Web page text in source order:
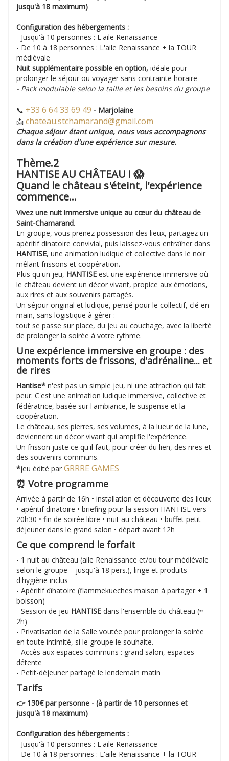
jusqu'à 18 maximum)
Configuration des hébergements :
- Jusqu'à 10 personnes : L'aile Renaissance
- De 10 à 18 personnes : L'aile Renaissance + la TOUR
médiévale
Nuit supplémentaire possible en option, idéale pour
prolonger le séjour ou voyager sans contrainte horaire
- Pack modulable selon la taille et les besoins du groupe
📞 +33 6 64 33 69 49 - Marjolaine
📩 chateau.stchamarand@gmail.com
Chaque séjour étant unique, nous vous accompagnons
dans la création d'une expérience sur mesure.
Thème.2
HANTISE AU CHÂTEAU ! 😱
Quand le château s'éteint, l'expérience
commence...
Vivez une nuit immersive unique au cœur du château de
Saint-Chamarand.
En groupe, vous prenez possession des lieux, partagez un
apéritif dinatoire convivial, puis laissez-vous entraîner dans
HANTISE, une animation ludique et collective dans le noir
mêlant frissons et coopération.
Plus qu'un jeu, HANTISE est une expérience immersive où
le château devient un décor vivant, propice aux émotions,
aux rires et aux souvenirs partagés.
Un séjour original et ludique, pensé pour le collectif, clé en
main, sans logistique à gérer :
tout se passe sur place, du jeu au couchage, avec la liberté
de prolonger la soirée à votre rythme.
Une expérience immersive en groupe : des
moments forts de frissons, d'adrénaline... et
de rires
Hantise* n'est pas un simple jeu, ni une attraction qui fait
peur. C'est une animation ludique immersive, collective et
fédératrice, basée sur l'ambiance, le suspense et la
coopération.
Le château, ses pierres, ses volumes, à la lueur de la lune,
deviennent un décor vivant qui amplifie l'expérience.
Un frisson juste ce qu'il faut, pour créer du lien, des rires et
des souvenirs communs.
*jeu édité par GRRRE GAMES
⏰ Votre programme
Arrivée à partir de 16h • installation et découverte des lieux
• apéritif dinatoire • briefing pour la session HANTISE vers
20h30 • fin de soirée libre • nuit au château • buffet petit-
déjeuner dans le grand salon • départ avant 12h
Ce que comprend le forfait
- 1 nuit au château (aile Renaissance et/ou tour médiévale
selon le groupe – jusqu'à 18 pers.), linge et produits
d'hygiène inclus
- Apéritif dînatoire (flammekueches maison à partager + 1
boisson)
- Session de jeu HANTISE dans l'ensemble du château (≈
2h)
- Privatisation de la Salle voutée pour prolonger la soirée
en toute intimité, si le groupe le souhaite.
- Accès aux espaces communs : grand salon, espaces
détente
- Petit-déjeuner partagé le lendemain matin
Tarifs
👉 130€ par personne - (à partir de 10 personnes et
jusqu'à 18 maximum)
Configuration des hébergements :
- Jusqu'à 10 personnes : L'aile Renaissance
- De 10 à 18 personnes : L'aile Renaissance + la TOUR